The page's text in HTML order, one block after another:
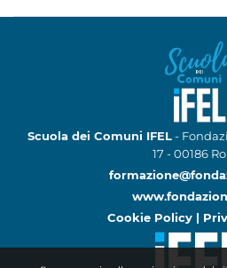
Scuola dei Comuni IFEL-
17 - 00186
Cookie Policy |